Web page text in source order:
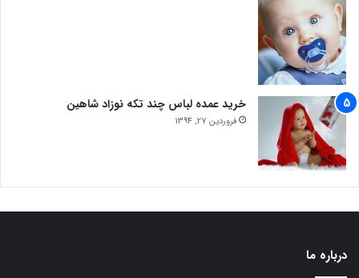
خرید عمده لباس چند تکه نوزاد شاهین
فروردین 27, 1394
درباره ما